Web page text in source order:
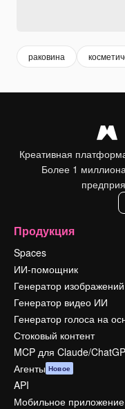
раковина
Креативная
Более 1
Продукция
Spaces
ИИ-помощник
Генератор
Генератор видео ИИ
Генератор голоса на
Стоковый контент
MCP для Claude/
Агенты Новое
API
Мобильное приложение